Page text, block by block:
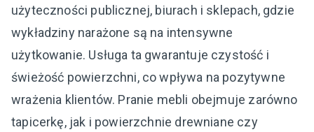
użyteczności publicznej, biurach i sklepach, gdzie
wykładziny narażone są na intensywne
użytkowanie. Usługa ta gwarantuje czystość i
świeżość powierzchni, co wpływa na pozytywne
wrażenia klientów. Pranie mebli obejmuje zarówno
tapicerkę, jak i powierzchnie drewniane czy